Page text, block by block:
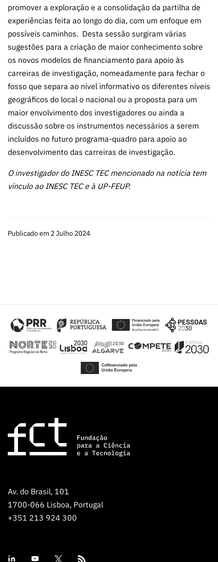
promover a exploração e a consolidação da partilha de
experiências feita ao longo do dia, com um enfoque em
possíveis caminhos. Desta sessão surgiram várias
sugestões para a criação de maior conhecimento sobre
os novos modelos de financiamento para apoio às
carreiras de investigação, nomeadamente para fechar o
fosso que separa ao nível informativo os diferentes níveis
geográficos do local o nacional ou a proposta para um
maior envolvimento dos investigadores ou ainda a
discussão sobre os instrumentos necessários a serem
incluídos no futuro programa-quadro para apoio ao
desenvolvimento das carreiras de investigação.
O investigador do INESC TEC mencionado na notícia tem
vínculo ao INESC TEC e à UP-FEUP.
Publicado em 2 Julho 2024
Av. do Brasil, 101
1700-066 Lisboa, Portugal
+351 213 924 300